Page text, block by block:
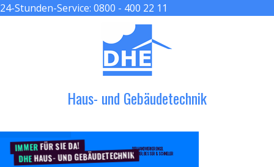
24-Stunden-Service: 0800 - 400 22 11
Haus- und Gebäudetechnik
IMMERFÜR SIE DA!
DHEHAUS- UND GEBÄUDETECHNIK
DER HANDWERKER ENGEL
GRÖßER, BESSER & SCHNELLER